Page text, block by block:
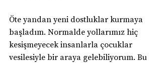
Öte yandan yeni dostluklar kurmaya
başladım. Normalde yollarımız hiç
kesişmeyecek insanlarla çocuklar
vesilesiyle bir araya gelebiliyorum. Bu